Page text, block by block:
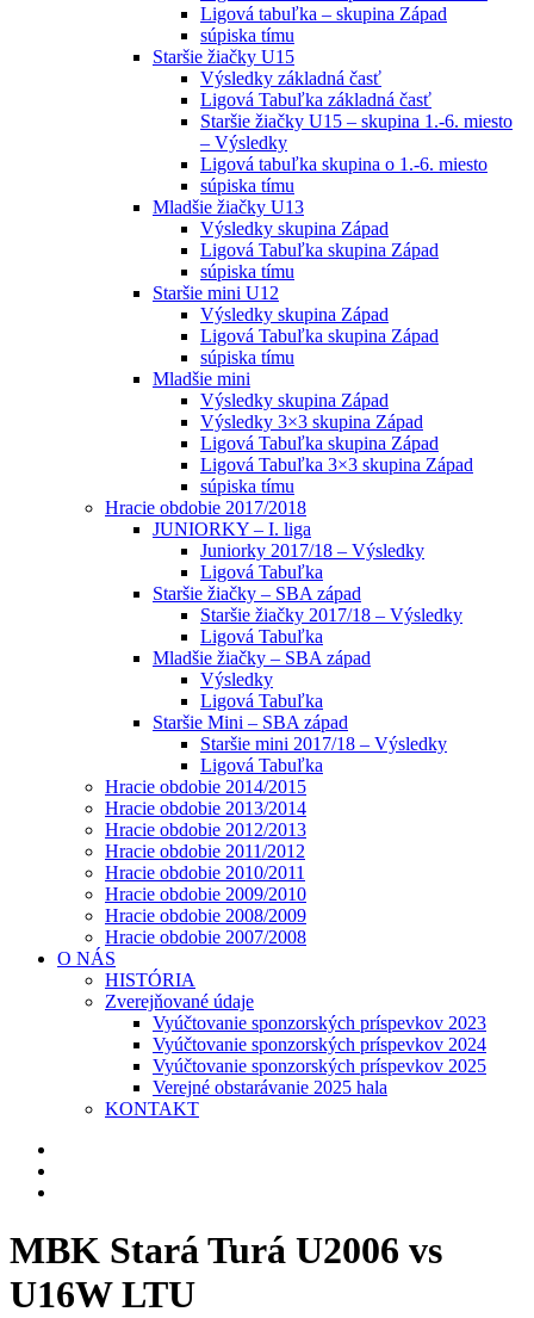
Ligová tabuľka – skupina Západ
súpiska tímu
Staršie žiačky U15
Výsledky základná časť
Ligová Tabuľka základná časť
Staršie žiačky U15 – skupina 1.-6. miesto
– Výsledky
Ligová tabuľka skupina o 1.-6. miesto
súpiska tímu
Mladšie žiačky U13
Výsledky skupina Západ
Ligová Tabuľka skupina Západ
súpiska tímu
Staršie mini U12
Výsledky skupina Západ
Ligová Tabuľka skupina Západ
súpiska tímu
Mladšie mini
Výsledky skupina Západ
Výsledky 3×3 skupina Západ
Ligová Tabuľka skupina Západ
Ligová Tabuľka 3×3 skupina Západ
súpiska tímu
Hracie obdobie 2017/2018
JUNIORKY – I. liga
Juniorky 2017/18 – Výsledky
Ligová Tabuľka
Staršie žiačky – SBA západ
Staršie žiačky 2017/18 – Výsledky
Ligová Tabuľka
Mladšie žiačky – SBA západ
Výsledky
Ligová Tabuľka
Staršie Mini – SBA západ
Staršie mini 2017/18 – Výsledky
Ligová Tabuľka
Hracie obdobie 2014/2015
Hracie obdobie 2013/2014
Hracie obdobie 2012/2013
Hracie obdobie 2011/2012
Hracie obdobie 2010/2011
Hracie obdobie 2009/2010
Hracie obdobie 2008/2009
Hracie obdobie 2007/2008
O NÁS
HISTÓRIA
Zverejňované údaje
Vyúčtovanie sponzorských príspevkov 2023
Vyúčtovanie sponzorských príspevkov 2024
Vyúčtovanie sponzorských príspevkov 2025
Verejné obstarávanie 2025 hala
KONTAKT
MBK Stará Turá U2006 vs
U16W LTU